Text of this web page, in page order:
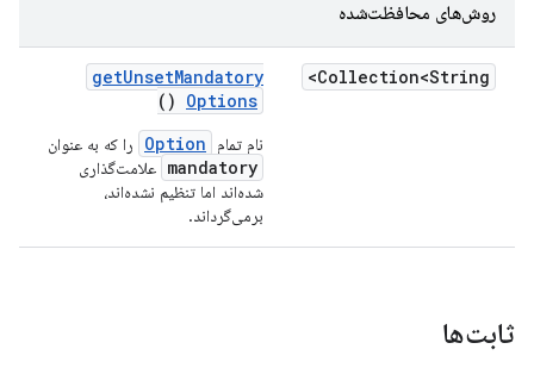
روش‌های محافظت‌شده
Collection<String>
getUnsetMandatory
Options
()
نام تمام Option را که به عنوان
mandatory علامت‌گذاری
شده‌اند اما تنظیم نشده‌اند،
برمی‌گرداند.
ثابت‌ها